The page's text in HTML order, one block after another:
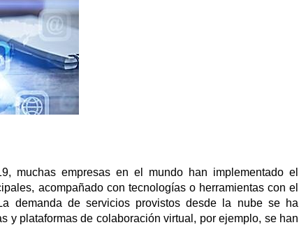
empresas en el mundo han implementado el
acompañado con tecnologías o herramientas con el
demanda de servicios provistos desde la nube se ha
y plataformas de colaboración virtual, por ejemplo, se han